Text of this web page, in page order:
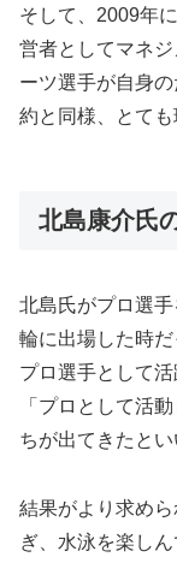
そして、2009年
営者としてマネ
ーツ選手が自身
約と同様、とても
北島康介氏
北島氏がプロ選
輪に出場した時だ
プロ選手として
「プロとして活
ちが出てきたとい
結果がより求め
ぎ、水泳を楽し